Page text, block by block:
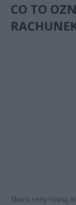
CO TO
Skoro ceny rosną